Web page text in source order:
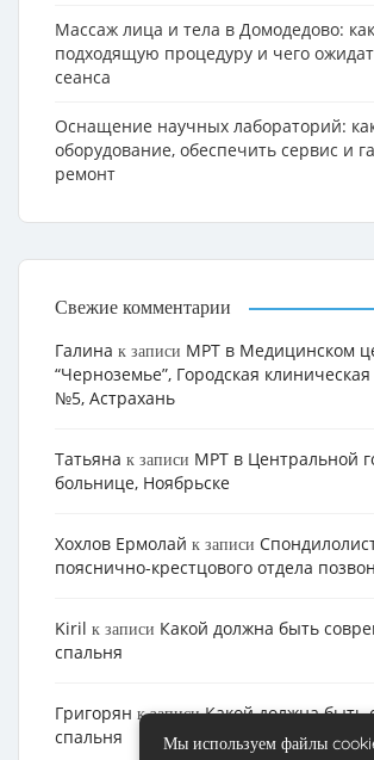
Массаж лица и тела в Домодедово:
подходящую процедуру и чего
сеанса
Оснащение научных лабораторий:
оборудование, обеспечить сервис и
ремонт
Свежие комментарии
Галина к записи МРТ в Медицинском
“Черноземье”, Городская
№5, Астрахань
Татьяна к записи МРТ в Центральной
больнице, Ноябрьске
Хохлов Ермолай к записи
пояснично-крестцового отдела
Kiril к записи Какой должна быть
спальня
Григорян к записиКакой должна быть
спальня
Мы используем файлы